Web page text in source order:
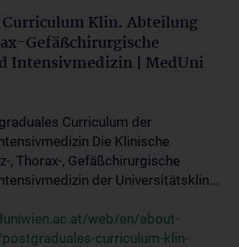
Curriculum Klin. Abteilung
Gefäßchirurgische
Intensivmedizin | MedUni
Curriculum der
Die Klinische
, Thorax-, Gefäßchirurgische
der Universitätsklin...
web/en/about-
curriculum-klin-